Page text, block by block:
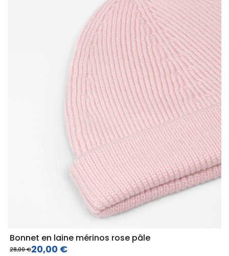
Bonnet en laine mérinos rose pâle
28,00 €20,00 €